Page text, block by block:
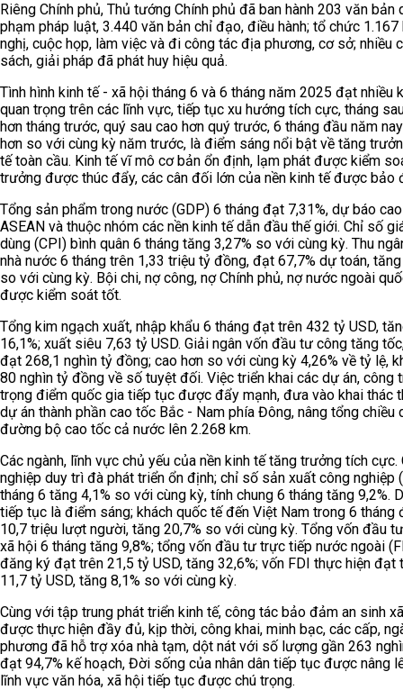
Riêng Chính phủ, Thủ tướng Chính phủ đã ban hành 203 văn bản
phạm pháp luật, 3.440 văn bản chỉ đạo, điều hành; tổ chức 1.167
nghị, cuộc họp, làm việc và đi công tác địa phương, cơ sở; nhiều
sách, giải pháp đã phát huy hiệu quả.
Tình hình kinh tế - xã hội tháng 6 và 6 tháng năm 2025 đạt nhiều
quan trọng trên các lĩnh vực, tiếp tục xu hướng tích cực, tháng
hơn tháng trước, quý sau cao hơn quý trước, 6 tháng đầu năm
hơn so với cùng kỳ năm trước, là điểm sáng nổi bật về tăng
tế toàn cầu. Kinh tế vĩ mô cơ bản ổn định, lạm phát được kiểm
trưởng được thúc đẩy, các cân đối lớn của nền kinh tế được bảo
Tổng sản phẩm trong nước (GDP) 6 tháng đạt 7,31%, dự báo
ASEAN và thuộc nhóm các nền kinh tế dẫn đầu thế giới. Chỉ số
dùng (CPI) bình quân 6 tháng tăng 3,27% so với cùng kỳ. Thu
nhà nước 6 tháng trên 1,33 triệu tỷ đồng, đạt 67,7% dự toán,
so với cùng kỳ. Bội chi, nợ công, nợ Chính phủ, nợ nước ngoài
được kiểm soát tốt.
Tổng kim ngạch xuất, nhập khẩu 6 tháng đạt trên 432 tỷ USD,
16,1%; xuất siêu 7,63 tỷ USD. Giải ngân vốn đầu tư công tăng
đạt 268,1 nghìn tỷ đồng; cao hơn so với cùng kỳ 4,26% về tỷ lệ,
80 nghìn tỷ đồng về số tuyệt đối. Việc triển khai các dự án, công
trọng điểm quốc gia tiếp tục được đẩy mạnh, đưa vào khai thác
dự án thành phần cao tốc Bắc - Nam phía Đông, nâng tổng chiều
đường bộ cao tốc cả nước lên 2.268 km.
Các ngành, lĩnh vực chủ yếu của nền kinh tế tăng trưởng tích cực.
nghiệp duy trì đà phát triển ổn định; chỉ số sản xuất công nghiệp
tháng 6 tăng 4,1% so với cùng kỳ, tính chung 6 tháng tăng 9,2%.
tiếp tục là điểm sáng; khách quốc tế đến Việt Nam trong 6 tháng
10,7 triệu lượt người, tăng 20,7% so với cùng kỳ. Tổng vốn đầu
xã hội 6 tháng tăng 9,8%; tổng vốn đầu tư trực tiếp nước ngoài
đăng ký đạt trên 21,5 tỷ USD, tăng 32,6%; vốn FDI thực hiện đạt
11,7 tỷ USD, tăng 8,1% so với cùng kỳ.
Cùng với tập trung phát triển kinh tế, công tác bảo đảm an sinh
được thực hiện đầy đủ, kịp thời, công khai, minh bạc, các cấp,
phương đã hỗ trợ xóa nhà tạm, dột nát với số lượng gần 263
đạt 94,7% kế hoạch, Đời sống của nhân dân tiếp tục được nâng
lĩnh vực văn hóa, xã hội tiếp tục được chú trọng.